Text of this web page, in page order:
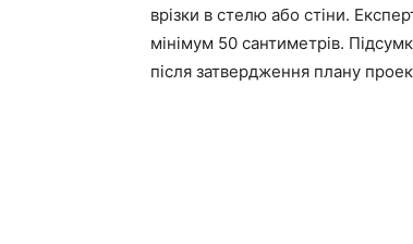
врізки в стелю або стіни.
мінімум 50 сантиметрів.
після затвердження плану